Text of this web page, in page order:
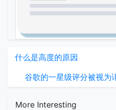
什么是高度的原因
谷歌的一星级评分被视为
More Interesting